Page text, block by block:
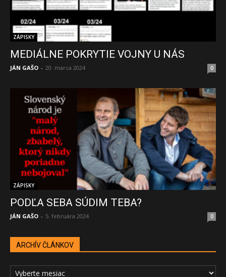
ZÁPISKY
MEDIÁLNE POKRYTIE VOJNY U NÁS
JÁN GAŠO - 20. marca 2024 0
ZÁPISKY
PODĽA SEBA SÚDIM TEBA?
JÁN GAŠO - 5. februára 2024 0
ARCHÍV ČLÁNKOV
ARCHÍV
ČLÁNKOV